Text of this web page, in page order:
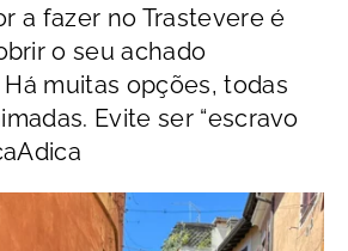
a fazer no Trastevere é
o seu achado
muitas opções, todas
Evite ser “escravo